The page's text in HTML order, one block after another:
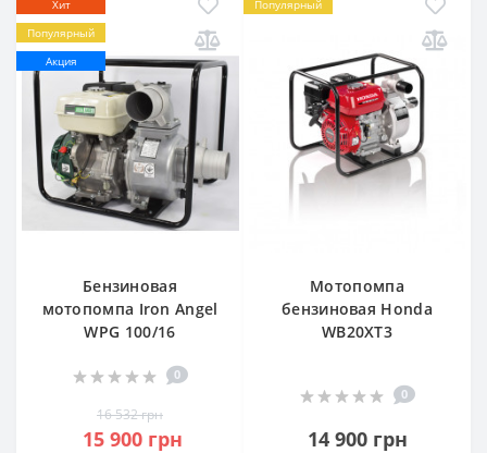
Хит
Популярный
Акция
Бензиновая
мотопомпа Iron Angel
WPG 100/16
0
16 532 грн
15 900 грн
Популярный
Мотопомпа
бензиновая Honda
WB20XT3
0
14 900 грн